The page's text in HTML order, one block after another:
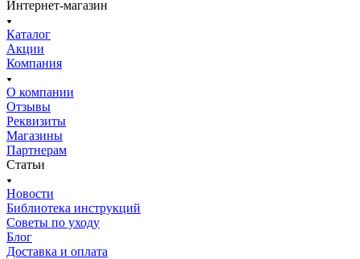
Интернет-магазин
Каталог
Акции
Компания
О компании
Отзывы
Реквизиты
Магазины
Партнерам
Статьи
Новости
Библиотека инструкций
Советы по уходу
Блог
Доставка и оплата